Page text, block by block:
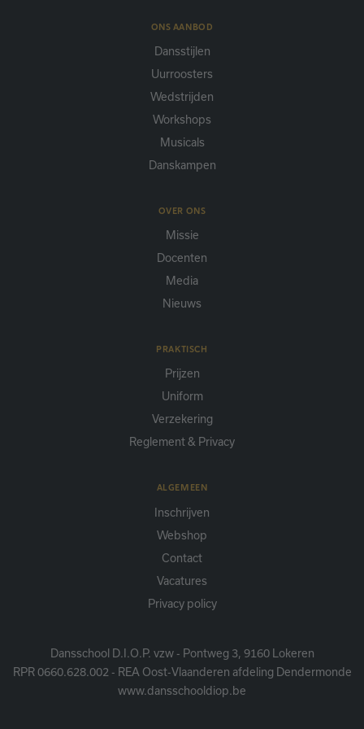
ONS AANBOD
Dansstijlen
Uurroosters
Wedstrijden
Workshops
Musicals
Danskampen
OVER ONS
Missie
Docenten
Media
Nieuws
PRAKTISCH
Prijzen
Uniform
Verzekering
Reglement & Privacy
ALGEMEEN
Inschrijven
Webshop
Contact
Vacatures
Privacy policy
Dansschool D.I.O.P. vzw - Pontweg 3, 9160 Lokeren
RPR 0660.628.002 - REA Oost-Vlaanderen afdeling Dendermonde
www.dansschooldiop.be